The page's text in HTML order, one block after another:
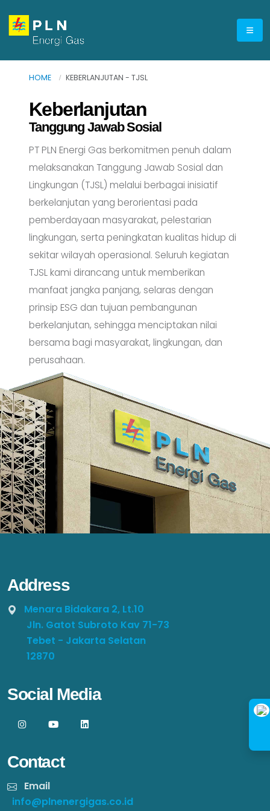
HOME KEBERLANJUTAN - TJSL
Keberlanjutan
Tanggung Jawab Sosial
PT PLN Energi Gas berkomitmen penuh dalam
melaksanakan Tanggung Jawab Sosial dan
Lingkungan (TJSL) melalui berbagai inisiatif
berkelanjutan yang berorientasi pada
pemberdayaan masyarakat, pelestarian
lingkungan, serta peningkatan kualitas hidup di
sekitar wilayah operasional. Seluruh kegiatan
TJSL kami dirancang untuk memberikan
manfaat jangka panjang, selaras dengan
prinsip ESG dan tujuan pembangunan
berkelanjutan, sehingga menciptakan nilai
bersama bagi masyarakat, lingkungan, dan
perusahaan.
Address
Menara Bidakara 2, Lt.10
Jln. Gatot Subroto Kav 71-73
Tebet - Jakarta Selatan
12870
Social Media
Contact
Email
info@plnenergigas.co.id